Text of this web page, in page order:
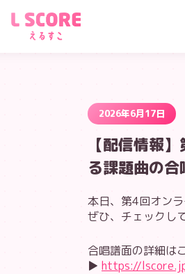
2026年6月17日
【配信情報
る課題曲の合
本日、第4回オン
ぜひ、チェックし
合唱譜面の詳細は
▶ https://